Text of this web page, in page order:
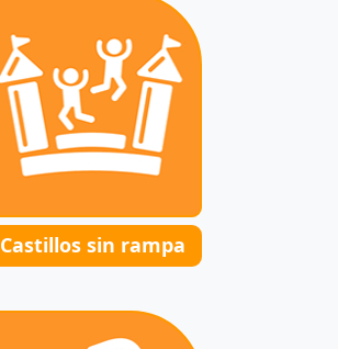
Castillos sin rampa